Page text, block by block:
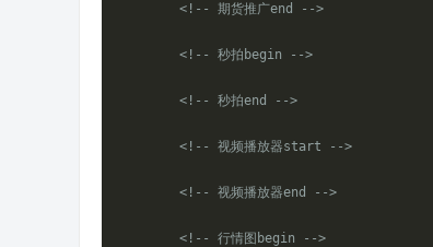
<!-- 期货推广end -->
<!-- 秒拍begin -->
<!-- 秒拍end -->
<!-- 视频播放器start -->
<!-- 视频播放器end -->
<!-- 行情图begin -->